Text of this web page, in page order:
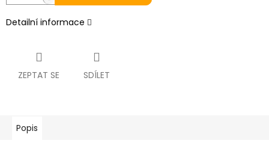
Detailní informace
ZEPTAT SE SDÍLET
Popis